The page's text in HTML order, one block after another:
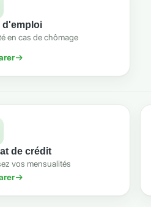
d'emploi
en cas de chômage
de crédit
vos mensualités